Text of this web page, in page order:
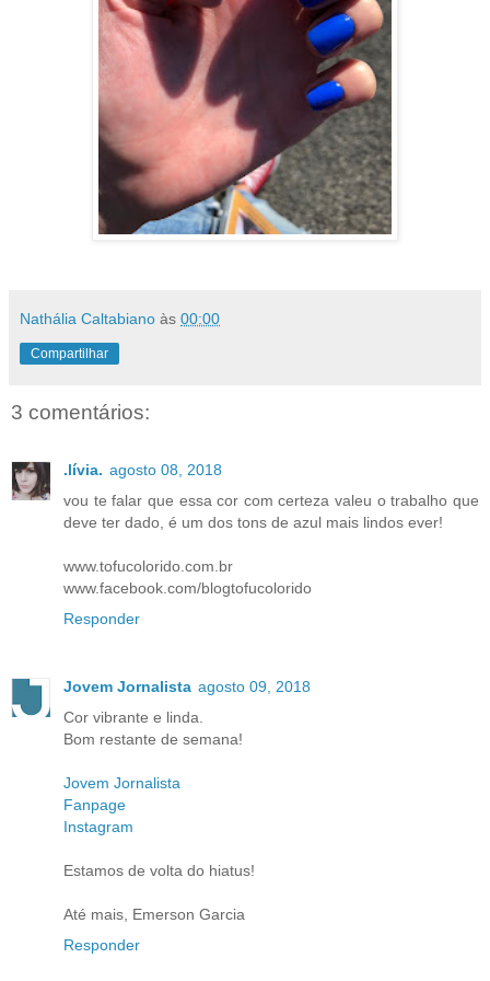
Nathália Caltabiano às 00:00
Compartilhar
3 comentários:
.lívia. agosto 08, 2018
vou te falar que essa cor com certeza valeu o trabalho que
deve ter dado, é um dos tons de azul mais lindos ever!
www.tofucolorido.com.br
www.facebook.com/blogtofucolorido
Responder
Jovem Jornalista agosto 09, 2018
Cor vibrante e linda.
Bom restante de semana!
Jovem Jornalista
Fanpage
Instagram
Estamos de volta do hiatus!
Até mais, Emerson Garcia
Responder